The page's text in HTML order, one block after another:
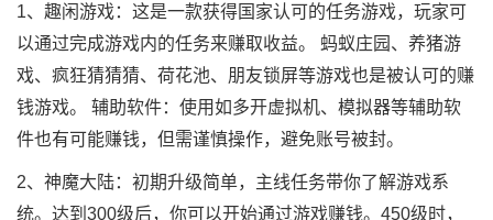
1、趣闲游戏：这是一款获得国家认可的任务游戏，玩家可
以通过完成游戏内的任务来赚取收益。 蚂蚁庄园、养猪游
戏、疯狂猜猜猜、荷花池、朋友锁屏等游戏也是被认可的赚
钱游戏。 辅助软件：使用如多开虚拟机、模拟器等辅助软
件也有可能赚钱，但需谨慎操作，避免账号被封。
2、神魔大陆：初期升级简单，主线任务带你了解游戏系
统。达到300级后，你可以开始通过游戏赚钱。450级时，